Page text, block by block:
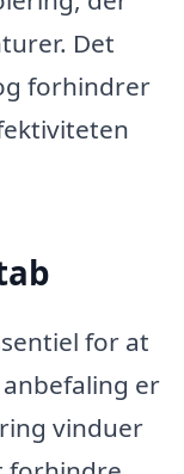
Det
forhindrer
for at
er
vinduer